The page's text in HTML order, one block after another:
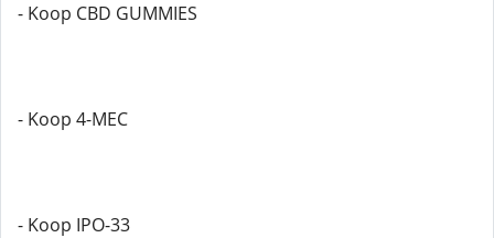
- Koop CBD GUMMIES
- Koop 4-MEC
- Koop IPO-33